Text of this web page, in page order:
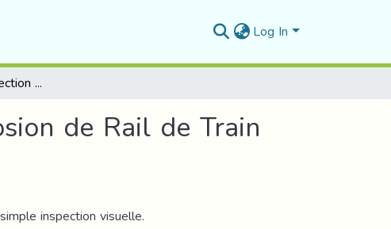
Log In
Simulation de la Détection de Défauts de Corrosion de Rail de Train par CND-CF
de Rail de Train
inspection visuelle.